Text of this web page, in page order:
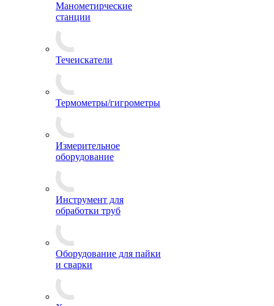
Манометирческие
станции
Течеискатели
Термометры/гигрометры
Измерительное
оборудование
Инструмент для
обработки труб
Оборудование для пайки
и сварки